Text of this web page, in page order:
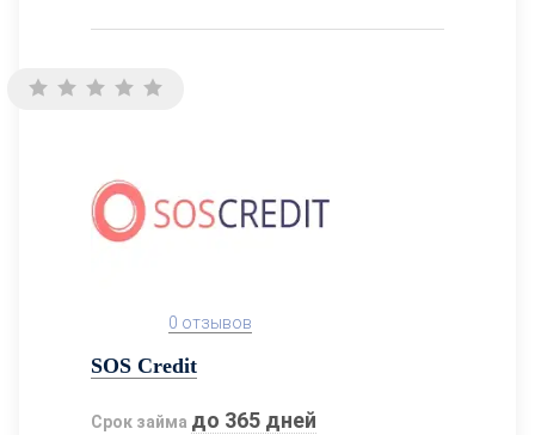
0 отзывов
SOS Credit
Срок займа до 365 дней